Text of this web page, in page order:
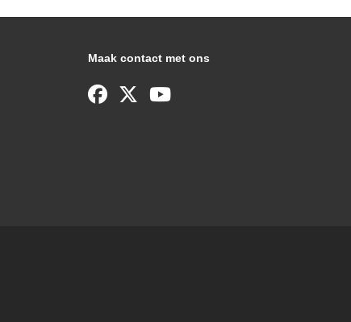
Maak contact met ons